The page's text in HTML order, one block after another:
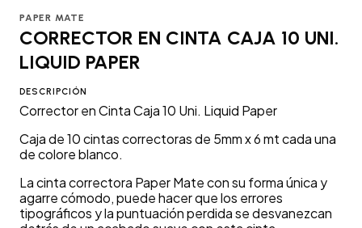
PAPER MATE
CORRECTOR EN CINTA CAJA 10 UNI.
LIQUID PAPER
DESCRIPCIÓN
Corrector en Cinta Caja 10 Uni. Liquid Paper
Caja de 10 cintas correctoras de 5mm x 6 mt cada una
de colore blanco.
La cinta correctora Paper Mate con su forma única y
agarre cómodo, puede hacer que los errores
tipográficos y la puntuación perdida se desvanezcan